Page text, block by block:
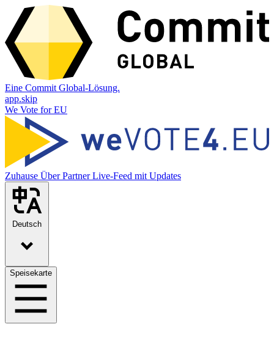
Eine Commit Global-Lösung.
app.skip
We Vote for EU
Zuhause ÜberPartnerLive-Feed mit Updates
Deutsch
Speisekarte